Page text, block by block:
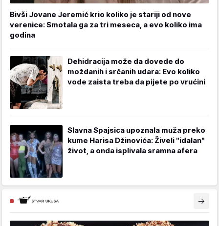
Bivši Jovane Jeremić krio koliko je stariji od nove
verenice: Smotala ga za tri meseca, a evo koliko ima
godina
Dehidracija može da dovede do
moždanih i srčanih udara: Evo koliko
vode zaista treba da pijete po vrućini
Slavna Spajsica upoznala muža preko
kume Harisa Džinovića: Živeli "idalan"
život, a onda isplivala sramna afera